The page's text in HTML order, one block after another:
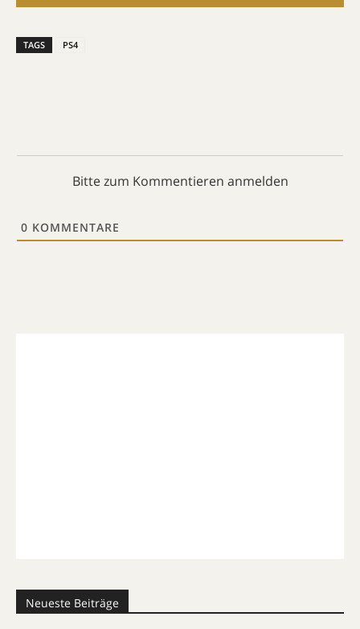
TAGS PS4
Bitte zum Kommentieren anmelden
0 KOMMENTARE
Neueste Beiträge